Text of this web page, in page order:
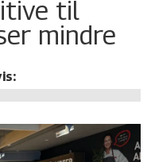
til
mindre